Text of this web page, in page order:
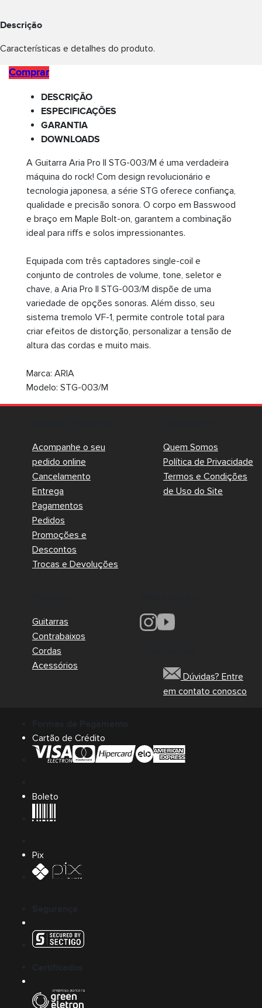
Descrição
Características e detalhes do produto.
Comprar
DESCRIÇÃO
ESPECIFICAÇÕES
GARANTIA
DOWNLOADS
A Guitarra Aria Pro II STG-003/M é uma verdadeira
máquina do rock! Com design revolucionário e
tecnologia japonesa, a série STG oferece confiança,
qualidade e precisão sonora. O corpo em Basswood
e braço em Maple Bolt-on, garantem a combinação
ideal para riffs e solos impressionantes.
Equipada com três captadores single-coil e
conjunto de controles de volume, tone, seletor e
chave, a Aria Pro II STG-003/M dispõe de uma
variedade de opções sonoras. Além disso, seu
sistema tremolo VF-1, permite controle total para
criar efeitos de distorção, personalizar a tensão de
altura das cordas e muito mais.
Marca: ARIA
Modelo: STG-003/M
Acompanhe o seu
pedido online
Cancelamento
Entrega
Pagamentos
Pedidos
Promoções e
Descontos
Trocas e Devoluções
Quem Somos
Política de Privacidade
Termos e Condições
de Uso do Site
Guitarras
Contrabaixos
Cordas
Acessórios
Dúvidas? Entre
em contato conosco
Cartão de Crédito
Boleto
Pix